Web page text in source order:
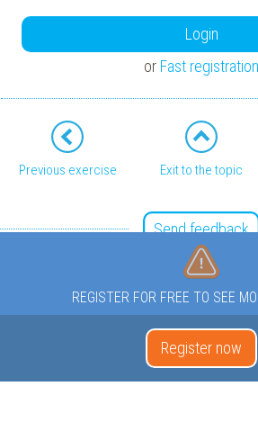
Login
or Fast registration
Previous exercise Exit to the topic
Send feedback
REGISTER FOR FREE TO SEE
Register now